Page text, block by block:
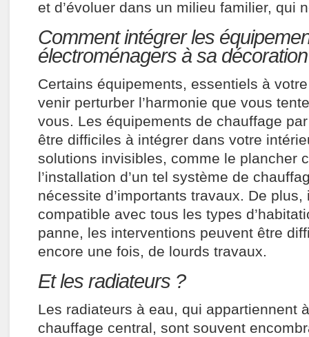
et d’évoluer dans un milieu familier, qui
Comment intégrer les
électroménagers à sa
Certains équipements, essentiels à
venir perturber l’harmonie que vous
vous. Les équipements de chauffage
être difficiles à intégrer dans votre
solutions invisibles, comme le plancher
l’installation d’un tel système de
nécessite d’importants travaux. De plus,
compatible avec tous les types
panne, les interventions peuvent être
encore une fois, de lourds travaux.
Et les radiateurs ?
Les radiateurs à eau, qui appartiennent
chauffage central, sont souvent